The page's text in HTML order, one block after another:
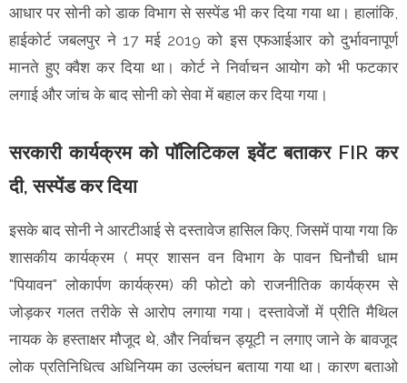
आधार पर सोनी को डाक विभाग से सस्पेंड भी कर दिया गया था। हालांकि,
हाईकोर्ट जबलपुर ने 17 मई 2019 को इस एफआईआर को दुर्भावनापूर्ण
मानते हुए क्वैश कर दिया था। कोर्ट ने निर्वाचन आयोग को भी फटकार
लगाई और जांच के बाद सोनी को सेवा में बहाल कर दिया गया।
सरकारी कार्यक्रम को पॉलिटिकल इवेंट बताकर FIR कर
दी, सस्पेंड कर दिया
इसके बाद सोनी ने आरटीआई से दस्तावेज हासिल किए, जिसमें पाया गया कि
शासकीय कार्यक्रम ( मप्र शासन वन विभाग के पावन घिनौची धाम
"पियावन" लोकार्पण कार्यक्रम) की फोटो को राजनीतिक कार्यक्रम से
जोड़कर गलत तरीके से आरोप लगाया गया। दस्तावेजों में प्रीति मैथिल
नायक के हस्ताक्षर मौजूद थे, और निर्वाचन ड्यूटी न लगाए जाने के बावजूद
लोक प्रतिनिधित्व अधिनियम का उल्लंघन बताया गया था। कारण बताओ